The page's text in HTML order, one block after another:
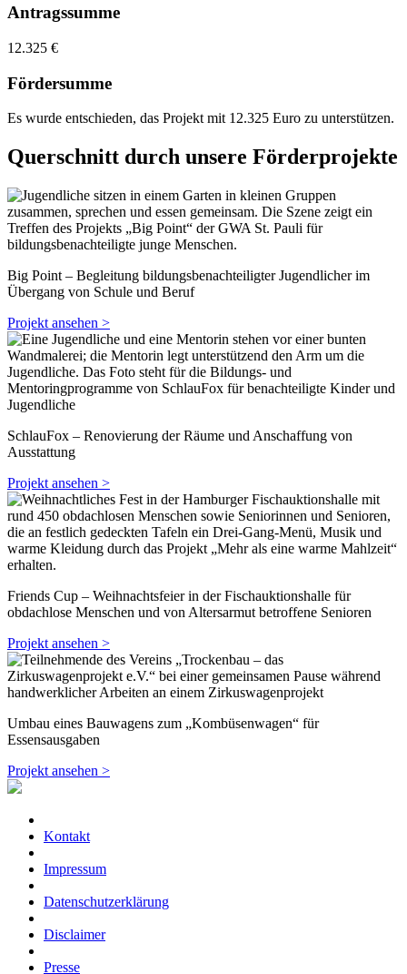
Antragssumme
12.325 €
Fördersumme
Es wurde entschieden, das Projekt mit 12.325 Euro zu unterstützen.
Querschnitt durch unsere Förderprojekte
Big Point – Begleitung bildungsbenachteiligter Jugendlicher im
Übergang von Schule und Beruf
Projekt ansehen >
SchlauFox – Renovierung der Räume und Anschaffung von
Ausstattung
Projekt ansehen >
Friends Cup – Weihnachtsfeier in der Fischauktionshalle für
obdachlose Menschen und von Altersarmut betroffene Senioren
Projekt ansehen >
Umbau eines Bauwagens zum „Kombüsenwagen“ für
Essensausgaben
Projekt ansehen >
Kontakt
Impressum
Datenschutzerklärung
Disclaimer
Presse